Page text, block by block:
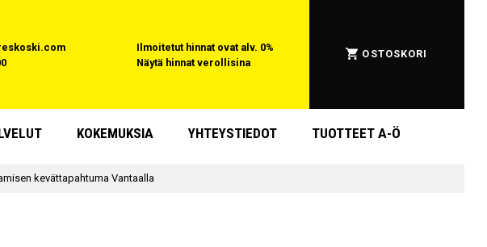
Ilmoitetut hinnat ovat alv. 0%
Näytä hinnat verollisina
OSTOSKORI
KOKEMUKSIA YHTEYSTIEDOT TUOTTEET A-Ö
kevättapahtuma Vantaalla